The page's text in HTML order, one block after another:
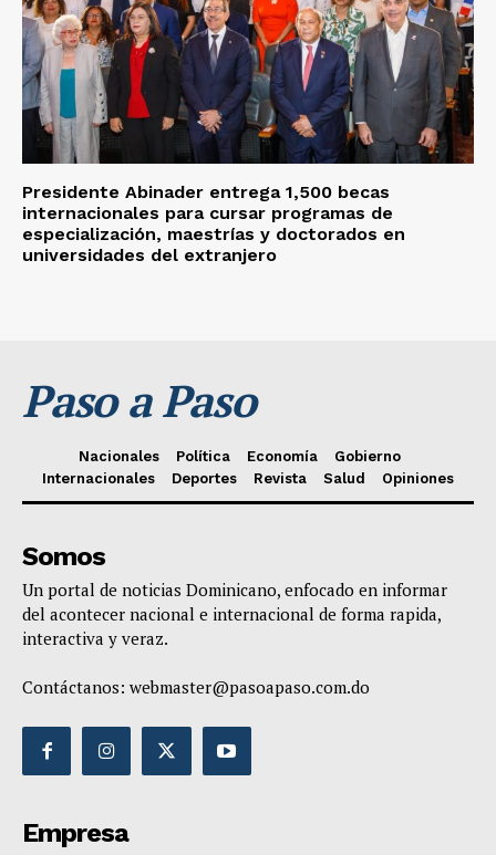
Presidente Abinader entrega 1,500 becas
internacionales para cursar programas de
especialización, maestrías y doctorados en
universidades del extranjero
Paso a Paso
Nacionales Política Economía
Gobierno
Internacionales
Deportes Revista Salud Opiniones
Somos
Un portal de noticias Dominicano, enfocado en informar
del acontecer nacional e internacional de forma rapida,
interactiva y veraz.
Contáctanos: webmaster@pasoapaso.com.do
Empresa